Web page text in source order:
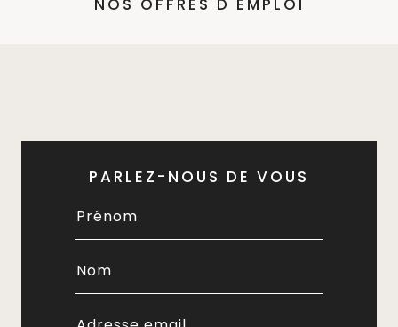
NOS OFFRES D'EMPLOI
PARLEZ-NOUS DE VOUS